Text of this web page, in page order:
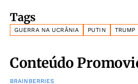
Tags
GUERRA NA UCRÂNIA PUTIN TRUMP